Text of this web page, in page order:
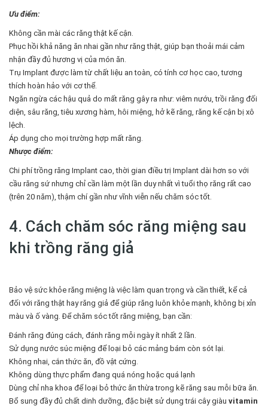
Ưu điểm:
Không cần mài các răng thật kế cận.
Phục hồi khả năng ăn nhai gần như răng thật, giúp bạn thoải mái cảm
nhận đầy đủ hương vị của món ăn.
Trụ Implant được làm từ chất liệu an toàn, có tính cơ học cao, tương
thích hoàn hảo với cơ thể.
Ngăn ngừa các hậu quả do mất răng gây ra như: viêm nướu, trồi răng đối
diện, sâu răng, tiêu xương hàm, hôi miệng, hở kẽ răng, răng kế cận bị xô
lệch.
Áp dụng cho mọi trường hợp mất răng.
Nhược điểm:
Chi phí trồng răng Implant cao, thời gian điều trị Implant dài hơn so với
cầu răng sứ nhưng chỉ cần làm một lần duy nhất vì tuổi thọ răng rất cao
(trên 20 năm), thậm chí gần như vĩnh viễn nếu chăm sóc tốt.
4. Cách chăm sóc răng miệng sau
khi trồng răng giả
Bảo vệ sức khỏe răng miệng là việc làm quan trọng và cần thiết, kể cả
đối với răng thật hay răng giả để giúp răng luôn khỏe mạnh, không bị xỉn
màu và ố vàng. Để chăm sóc tốt răng miệng, bạn cần:
Đánh răng đúng cách, đánh răng mỗi ngày ít nhất 2 lần.
Sử dụng nước súc miệng để loại bỏ các mảng bám còn sót lại.
Không nhai, cắn thức ăn, đồ vật cứng.
Không dùng thực phẩm đang quá nóng hoặc quá lạnh
Dùng chỉ nha khoa để loại bỏ thức ăn thừa trong kẽ răng sau mỗi bữa ăn.
Bổ sung đầy đủ chất dinh dưỡng, đặc biệt sử dụng trái cây giàu vitamin